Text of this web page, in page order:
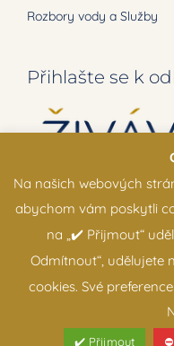
Rozbory vody a Služby
Přihlašte se k
© Copyright
Na našich webových
abychom vám poskytli
na „✔️ Přijmout“
Odmítnout“, udělujete
cookies. Své
✔️ Přijmout